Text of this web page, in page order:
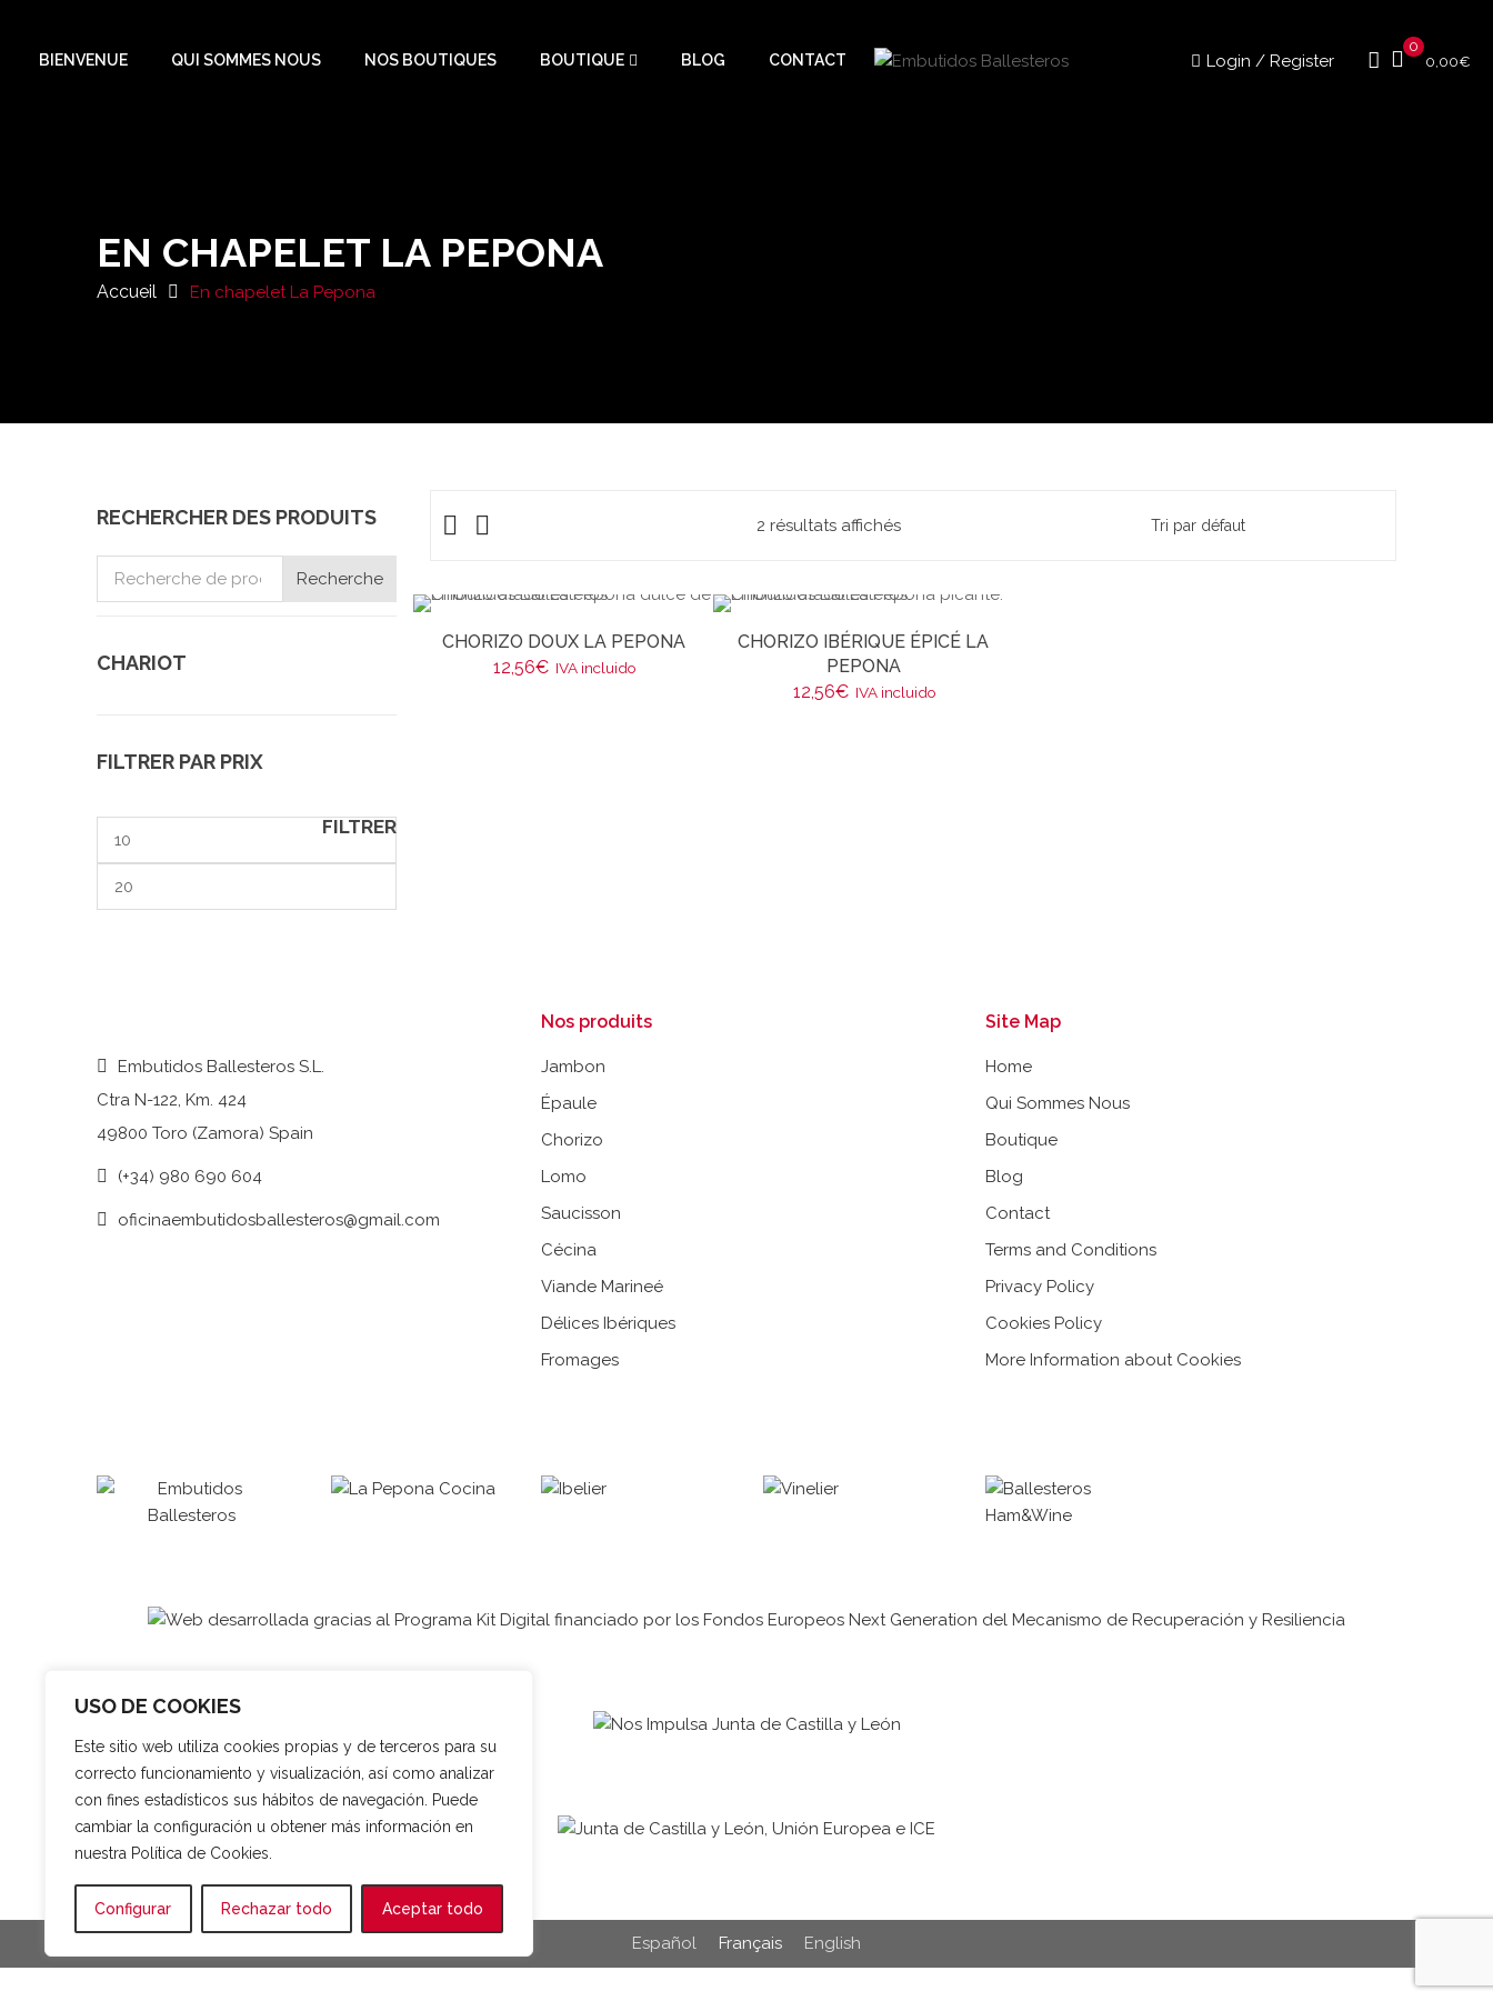
USO DE COOKIES
Este sitio web utiliza cookies propias y de terceros para su
correcto funcionamiento y visualización, así como analizar
con fines estadísticos sus hábitos de navegación. Puede
cambiar la configuración u obtener más información en
nuestra Política de Cookies.
Configurar Rechazar todo Aceptar todo
BIENVENUE QUI SOMMES NOUS NOS BOUTIQUES BOUTIQUE BLOG CONTACT Login / Register
0
0,00€
EN CHAPELET LA PEPONA
Accueil En chapelet La Pepona
RECHERCHER DES PRODUITS
Recherche
CHARIOT
FILTRER PAR PRIX
FILTRER
2 résultats affichés
CHORIZO DOUX LA PEPONA
12,56€ IVA incluido
CHORIZO IBÉRIQUE ÉPICÉ LA
PEPONA
12,56€ IVA incluido
Embutidos Ballesteros S.L.
Ctra N-122, Km. 424
49800 Toro (Zamora) Spain
(+34) 980 690 604
oficinaembutidosballesteros@gmail.com
Nos produits
Jambon
Épaule
Chorizo
Lomo
Saucisson
Cécina
Viande Marineé
Délices Ibériques
Fromages
Site Map
Home
Qui Sommes Nous
Boutique
Blog
Contact
Terms and Conditions
Privacy Policy
Cookies Policy
More Information about Cookies
Español Français English